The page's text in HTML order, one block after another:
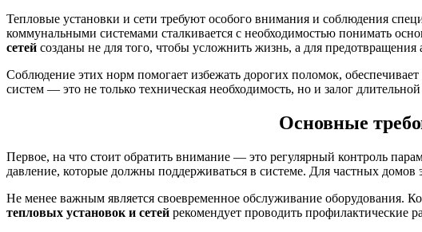
Тепловые установки и сети требуют особого внимания и соблюдения
коммунальными системами сталкивается с необходимостью понимать
сетей созданы не для того, чтобы усложнить жизнь, а для
Соблюдение этих норм помогает избежать дорогих поломок,
систем — это не только техническая необходимость, но и залог
Основные
Первое, на что стоит обратить внимание — это регулярный контроль
давление, которые должны поддерживаться в системе. Для частных
Не менее важным является своевременное обслуживание оборудования.
тепловых установок и сетей рекомендует проводить профилактические